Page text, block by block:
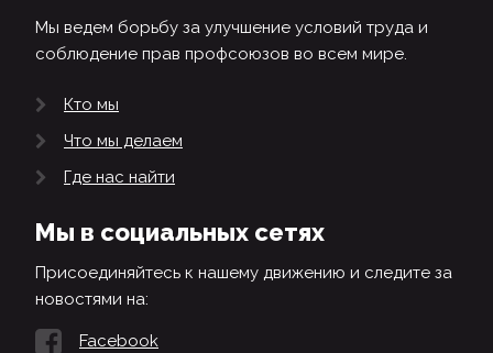
Мы ведем борьбу за улучшение условий труда и
соблюдение прав профсоюзов во всем мире.
Кто мы
Что мы делаем
Где нас найти
Мы в социальных сетях
Присоединяйтесь к нашему движению и следите за
новостями на:
Facebook